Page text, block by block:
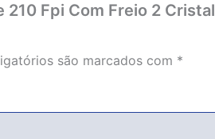
210 Fpi Com Freio 2 Cristal
são marcados com *